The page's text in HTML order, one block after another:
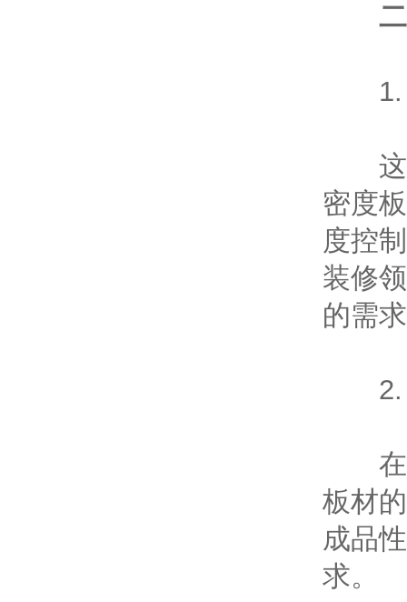
二、
1.
这是
密度
度控
装修
的需
2.
在工
板材
成品
求。